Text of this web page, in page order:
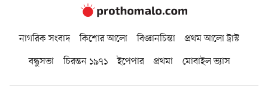
নাগরিক সংবাদ কিশোর আলো বিজ্ঞানচিন্তা
প্রথম আলো ট্রাস্ট
বন্ধুসভা
চিরন্তন ১৯৭১ ইপেপার প্রথমা মোবাইল ভ্যাস